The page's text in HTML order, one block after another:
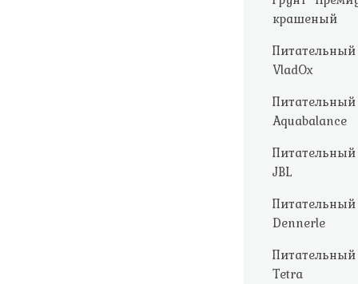
крашеный
Питательный
VladOx
Питательный
Aquabalance
Питательный
JBL
Питательный
Dennerle
Питательный
Tetra